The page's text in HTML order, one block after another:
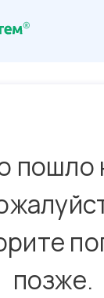
пошло
позже.